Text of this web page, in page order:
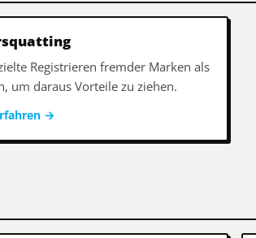
Registrieren fremder Marken als
um daraus Vorteile zu ziehen.
→